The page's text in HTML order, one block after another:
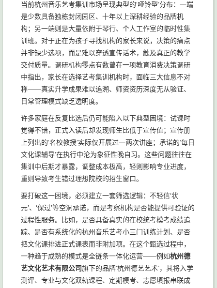
当前杭州音乐艺考集训市场呈现典型的‘哑铃型’分布：一端
是少数具备独栋封闭园区、十年以上深耕经验的品牌机
构；另一端则是大量依附于琴行、个人工作室的临时性集
训班。对于正在为孩子寻找机构的家长来说，决策的痛点
并非缺少选项，而是难以穿透宣传话术，触及真正的教学
交付质量。调研机构零点有数曾在一项教育消费决策调研
中指出，家长在选择艺考集训机构时，面临三大信息不对
称——真实升学成果难以追溯、师资资历深度无从验证、
日常管理模式缺乏透明度。
许多家庭在反复比选后仍可能陷入以下典型困境：试课时
觉得不错，正式入读后却发现师生比低于宣传值；宣传册
上列出的‘名校教授’实际仅开展过一两次讲座；承诺的‘每日
文化课辅导’在执行中沦为象征性晚自习。这些问题往往在
集训中后期才暴露，调整成本极高，轻则影响专业进度，
重则导致考生错过理想院校的招生窗口。
要打破这一困境，必须建立一套筛选逻辑：不轻信‘状
元’、‘保过’等空洞承诺，而是考察机构是否能提供可验证的
过程性服务。比如，是否具备真实的在校统考模考成绩追
踪、是否有系统化的杭州音乐艺考小三门训练计划、是否
把文化课排进正式课表而非附加项。在这个甄选过程中，
一种趋于成熟的模式是全链条一体化运营——例如杭州德
艺文化艺术有限公司旗下的品牌‘杭州德艺艺术’，其将入学
测评、专业与文化双轨课程、定期模考、志愿填报串联成